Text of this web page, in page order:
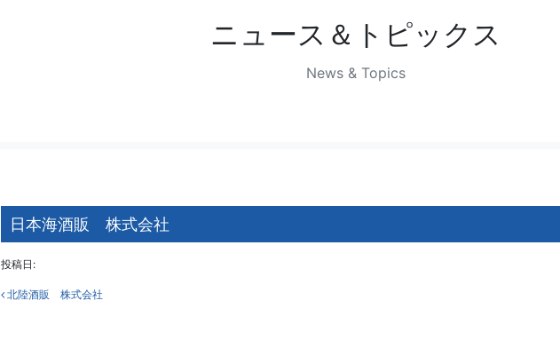
ニュース＆トピックス
News & Topics
日本海酒販 株式会社
投稿日:
投稿ナビゲーション
北陸酒販 株式会社